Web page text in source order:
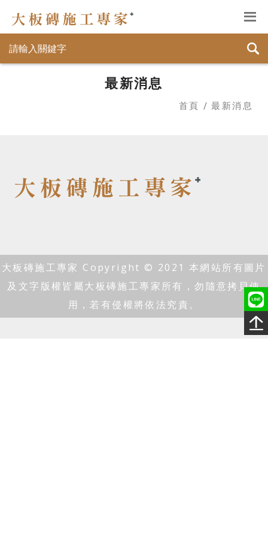
最新消息
首頁 最新消息
大板磚施工專家 Copyright © 2021 本網站所有圖片
及文字版權皆屬大板磚施工專家所有，勿隨意拷貝使
用，若有侵權將依法究責。